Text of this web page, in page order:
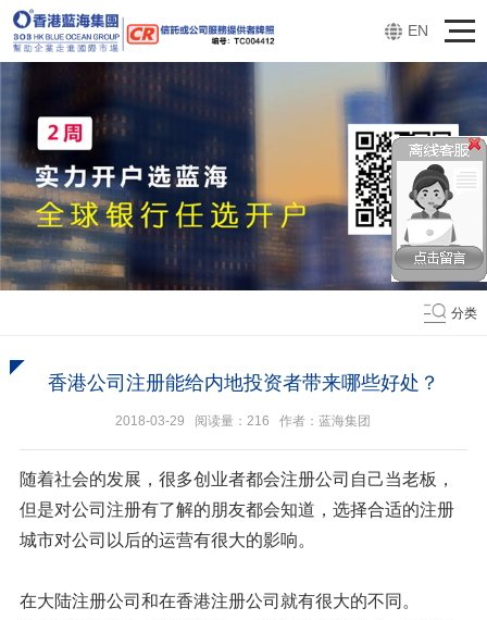
EN
分类
香港公司注册能给内地投资者带来哪些好处？
2018-03-29 阅读量：216 作者：蓝海集团
随着社会的发展，很多创业者都会注册公司自己当老板，
但是对公司注册有了解的朋友都会知道，选择合适的注册
城市对公司以后的运营有很大的影响。
在大陆注册公司和在香港注册公司就有很大的不同。